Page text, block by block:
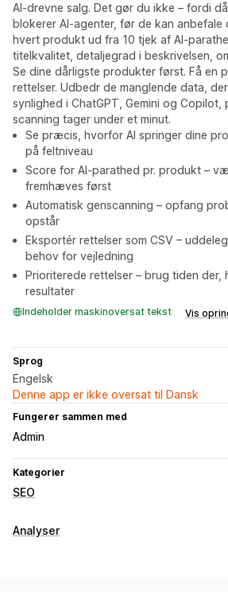
AI-drevne salg. Det gør du ikke – fordi
blokerer AI-agenter, før de kan anbefale
hvert produkt ud fra 10 tjek af AI-
titelkvalitet, detaljegrad i beskrivelsen,
Se dine dårligste produkter først. Få en
rettelser. Udbedr de manglende data,
synlighed i ChatGPT, Gemini og Copilot,
scanning tager under et minut.
Se præcis, hvorfor AI springer dine
på feltniveau
Score for AI-parathed pr. produkt –
fremhæves først
Automatisk genscanning – opfang
opstår
Eksportér rettelser som CSV –
behov for vejledning
Prioriterede rettelser – brug tiden der,
resultater
Indeholder maskinoversat tekst Vis
Sprog
Engelsk
Denne app er ikke oversat til Dansk
Fungerer sammen med
Admin
Kategorier
SEO
Overvågning af resultater
Analyser